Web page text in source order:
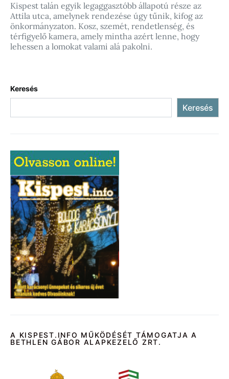
Kispest talán egyik legaggasztóbb állapotú része az
Attila utca, amelynek rendezése úgy tűnik, kifog az
önkormányzaton. Kosz, szemét, rendetlenség, és
térfigyelő kamera, amely mintha azért lenne, hogy
lehessen a lomokat valami alá pakolni.
Keresés
Keresés
A KISPEST.INFO MŰKÖDÉSÉT TÁMOGATJA A
BETHLEN GÁBOR ALAPKEZELŐ ZRT.